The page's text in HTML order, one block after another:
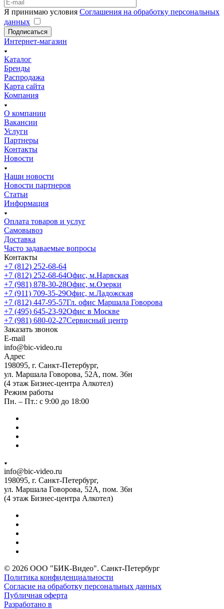
Я принимаю условия Соглашения на обработку персональных
данных
Подписаться
Интернет-магазин
Каталог
Бренды
Распродажа
Карта сайта
Компания
О компании
Вакансии
Услуги
Партнеры
Контакты
Новости
Наши новости
Новости партнеров
Статьи
Информация
Оплата товаров и услуг
Самовывоз
Доставка
Часто задаваемые вопросы
Контакты
+7 (812) 252-68-64
+7 (812) 252-68-64Офис, м.Нарвская
+7 (981) 878-30-28Офис, м.Озерки
+7 (911) 709-35-29Офис, м.Ладожская
+7 (812) 447-95-57Гл. офис Маршала Говорова
+7 (495) 645-23-92Офис в Москве
+7 (981) 680-02-27Сервисный центр
Заказать звонок
E-mail
info@bic-video.ru
Адрес
198095, г. Санкт-Петербург,
ул. Маршала Говорова, 52А, пом. 36н
(4 этаж Бизнес-центра Алкотел)
Режим работы
Пн. – Пт.: с 9:00 до 18:00
info@bic-video.ru
198095, г. Санкт-Петербург,
ул. Маршала Говорова, 52А, пом. 36н
(4 этаж Бизнес-центра Алкотел)
© 2026 ООО "БИК-Видео". Санкт-Петербург
Политика конфиденциальности
Согласие на обработку персональных данных
Публичная оферта
Разработано в